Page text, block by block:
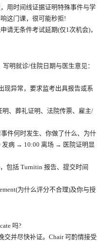
时间线证据证明特殊事件与学
这门课，很可能秒拒!
无条件考试延期(仅1次机会)，
就诊/住院日期与医生意见：
异常，要求监考出具报告或系
、葬礼证明、法院传票、雇主/
何时发生、你做了什么、为什
发病 → 10:00 离场 → 医院证明显
括 Turnitin 报告、提交时间
为什么评分不合理)及你与授
吗?
并尽快补证。Chair 可酌情接受